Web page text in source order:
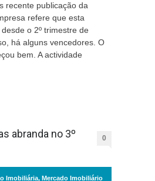
recente publicação da
refere que esta
o 2º trimestre de
há alguns vencedores. O
bem. A actividade
abranda no 3º
0
Imobiliária, Mercado Imobiliário